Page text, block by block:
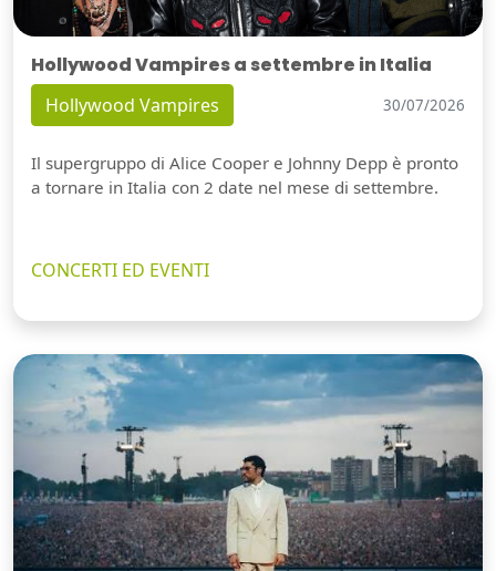
Hollywood Vampires a settembre in Italia
Hollywood Vampires 30/07/2026
Il supergruppo di Alice Cooper e Johnny Depp è pronto
a tornare in Italia con 2 date nel mese di settembre.
CONCERTI ED EVENTI